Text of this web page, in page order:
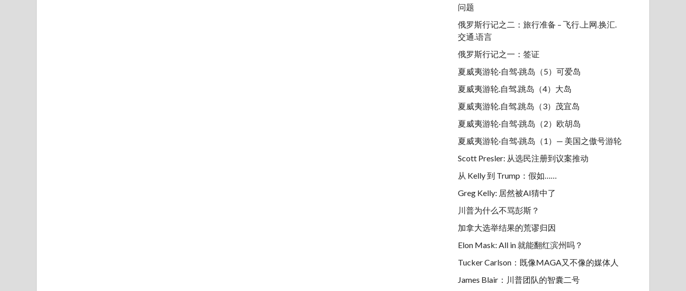
问题
俄罗斯行记之二：旅行准备 – 飞行.上网.换汇.
交通.语言
俄罗斯行记之一：签证
夏威夷游轮·自驾·跳岛（5）可爱岛
夏威夷游轮.自驾.跳岛（4）大岛
夏威夷游轮.自驾.跳岛（3）茂宜岛
夏威夷游轮·自驾·跳岛（2）欧胡岛
夏威夷游轮·自驾·跳岛（1）— 美国之傲号游轮
Scott Presler: 从选民注册到议案推动
从 Kelly 到 Trump：假如……
Greg Kelly: 居然被AI猜中了
川普为什么不骂彭斯？
加拿大选举结果的荒谬归因
Elon Mask: All in 就能翻红滨州吗？
Tucker Carlson：既像MAGA又不像的媒体人
James Blair：川普团队的智囊二号